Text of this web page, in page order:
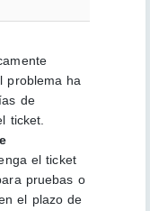
problema ha
de
ticket.
el ticket
pruebas o
el plazo de